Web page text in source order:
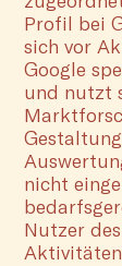
Profil bei
sich vor
Google
und nutzt
nicht
Nutzer